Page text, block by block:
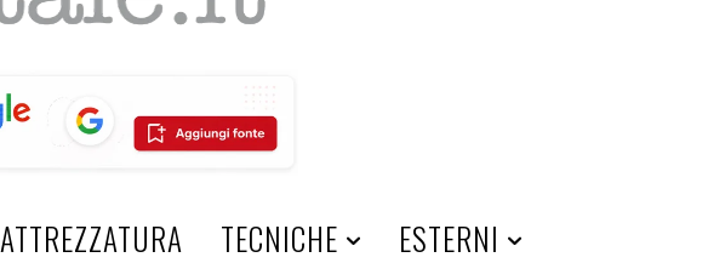
ATTREZZATURA TECNICHE ESTERNI